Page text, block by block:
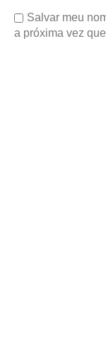
Salvar meu
a próxima vez